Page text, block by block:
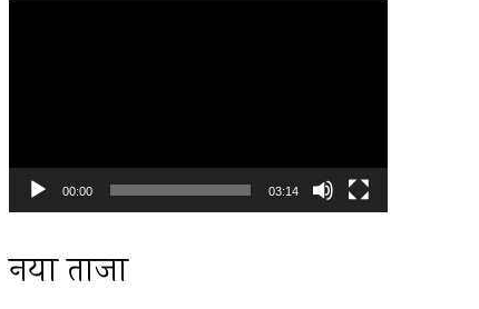
00:00 03:14
नया ताजा